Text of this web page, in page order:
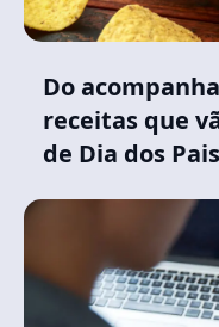
Do
receitas que
de Dia dos